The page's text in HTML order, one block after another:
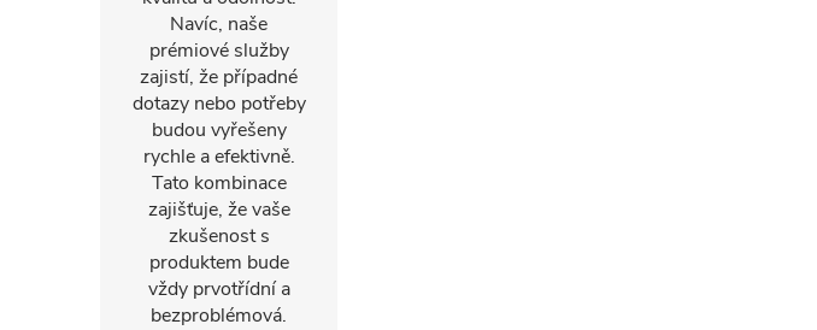
Navíc, naše
prémiové služby
zajistí, že případné
dotazy nebo potřeby
budou vyřešeny
rychle a efektivně.
Tato kombinace
zajišťuje, že vaše
zkušenost s
produktem bude
vždy prvotřídní a
bezproblémová.